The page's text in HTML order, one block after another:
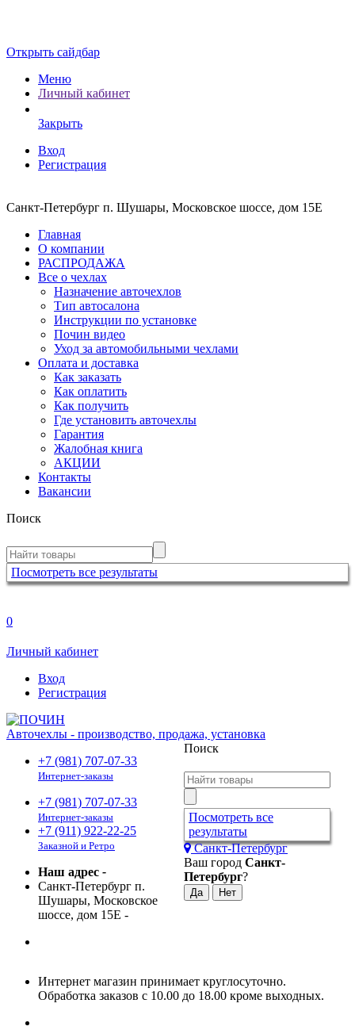
Открыть сайдбар
Меню
Личный кабинет
Закрыть
Вход
Регистрация
Санкт-Петербург п. Шушары, Московское шоссе, дом 15Е
Главная
О компании
РАСПРОДАЖА
Все о чехлах
Назначение авточехлов
Тип автосалона
Инструкции по установке
Почин видео
Уход за автомобильными чехлами
Оплата и доставка
Как заказать
Как оплатить
Как получить
Где установить авточехлы
Гарантия
Жалобная книга
АКЦИИ
Контакты
Вакансии
Поиск
Посмотреть все результаты
0
Личный кабинет
Вход
Регистрация
Авточехлы - производство, продажа, установка
+7 (981) 707-07-33
Интернет-заказы
+7 (981) 707-07-33
Интернет-заказы
+7 (911) 922-22-25
Заказной и Ретро
Наш адрес -
Санкт-Петербург п.
Шушары, Московское
шоссе, дом 15Е -
Поиск
Посмотреть все
результаты
Санкт-Петербург
Ваш город Санкт-
Петербург?
Интернет магазин принимает круглосуточно.
Обработка заказов с 10.00 до 18.00 кроме выходных.